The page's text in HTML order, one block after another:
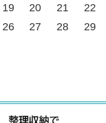
19 20 21 22
26 27 28 29